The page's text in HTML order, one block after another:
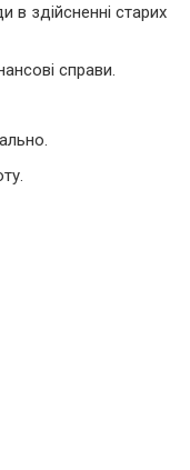
в здійсненні старих
справи.